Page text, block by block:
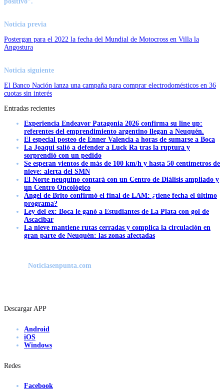
Noticia previa
Postergan para el 2022 la fecha del Mundial de Motocross en Villa la
Angostura
Noticia siguiente
El Banco Nación lanza una campaña para comprar electrodomésticos en 36
cuotas sin interés
Entradas recientes
Experiencia Endeavor Patagonia 2026 confirma su line up:
referentes del emprendimiento argentino llegan a Neuquén.
El especial posteo de Enner Valencia a horas de sumarse a Boca
La Joaqui salió a defender a Luck Ra tras la ruptura y
sorprendió con un pedido
Se esperan vientos de más de 100 km/h y hasta 50 centímetros de
nieve: alerta del SMN
El Norte neuquino contará con un Centro de Diálisis ampliado y
un Centro Oncológico
Ángel de Brito confirmó el final de LAM: ¿tiene fecha el último
programa?
Ley del ex: Boca le ganó a Estudiantes de La Plata con gol de
Ascacibar
La nieve mantiene rutas cerradas y complica la circulación en
gran parte de Neuquén: las zonas afectadas
Noticiasenpunta.com
Descargar APP
Android
iOS
Windows
Redes
Facebook